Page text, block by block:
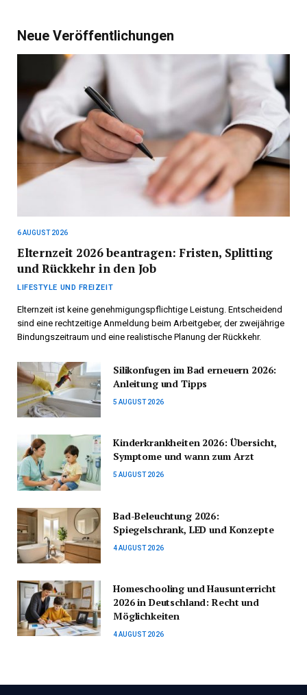
Neue Veröffentlichungen
6 AUGUST 2026
Elternzeit 2026 beantragen: Fristen, Splitting
und Rückkehr in den Job
LIFESTYLE UND FREIZEIT
Elternzeit ist keine genehmigungspflichtige Leistung. Entscheidend
sind eine rechtzeitige Anmeldung beim Arbeitgeber, der zweijährige
Bindungszeitraum und eine realistische Planung der Rückkehr.
Silikonfugen im Bad erneuern 2026:
Anleitung und Tipps
5 AUGUST 2026
Kinderkrankheiten 2026: Übersicht,
Symptome und wann zum Arzt
5 AUGUST 2026
Bad-Beleuchtung 2026:
Spiegelschrank, LED und Konzepte
4 AUGUST 2026
Homeschooling und Hausunterricht
2026 in Deutschland: Recht und
Möglichkeiten
4 AUGUST 2026